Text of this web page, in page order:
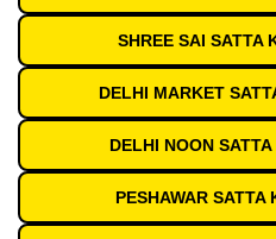
SHREE SAI SATTA
DELHI MARKET
DELHI NOON
PESHAWAR SATTA